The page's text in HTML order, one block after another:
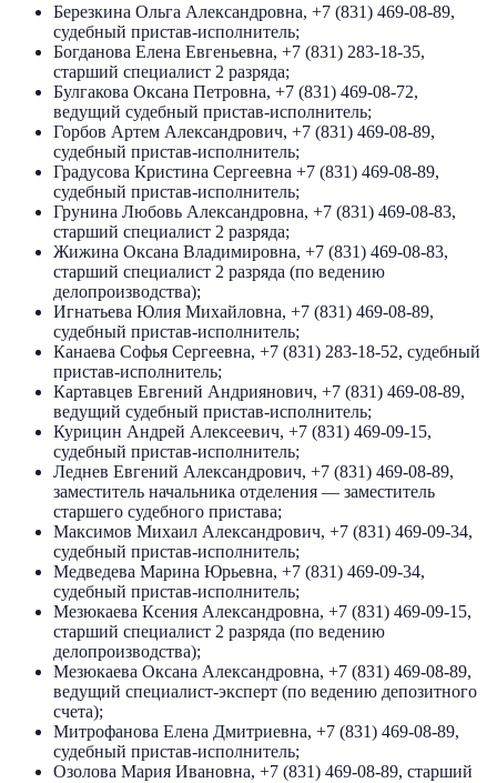
Березкина Ольга Александровна, +7 (831) 469-08-89,
судебный пристав-исполнитель;
Богданова Елена Евгеньевна, +7 (831) 283-18-35,
старший специалист 2 разряда;
Булгакова Оксана Петровна, +7 (831) 469-08-72,
ведущий судебный пристав-исполнитель;
Горбов Артем Александрович, +7 (831) 469-08-89,
судебный пристав-исполнитель;
Градусова Кристина Сергеевна +7 (831) 469-08-89,
судебный пристав-исполнитель;
Грунина Любовь Александровна, +7 (831) 469-08-83,
старший специалист 2 разряда;
Жижина Оксана Владимировна, +7 (831) 469-08-83,
старший специалист 2 разряда (по ведению
делопроизводства);
Игнатьева Юлия Михайловна, +7 (831) 469-08-89,
судебный пристав-исполнитель;
Канаева Софья Сергеевна, +7 (831) 283-18-52, судебный
пристав-исполнитель;
Картавцев Евгений Андриянович, +7 (831) 469-08-89,
ведущий судебный пристав-исполнитель;
Курицин Андрей Алексеевич, +7 (831) 469-09-15,
судебный пристав-исполнитель;
Леднев Евгений Александрович, +7 (831) 469-08-89,
заместитель начальника отделения — заместитель
старшего судебного пристава;
Максимов Михаил Александрович, +7 (831) 469-09-34,
судебный пристав-исполнитель;
Медведева Марина Юрьевна, +7 (831) 469-09-34,
судебный пристав-исполнитель;
Мезюкаева Ксения Александровна, +7 (831) 469-09-15,
старший специалист 2 разряда (по ведению
делопроизводства);
Мезюкаева Оксана Александровна, +7 (831) 469-08-89,
ведущий специалист-эксперт (по ведению депозитного
счета);
Митрофанова Елена Дмитриевна, +7 (831) 469-08-89,
судебный пристав-исполнитель;
Озолова Мария Ивановна, +7 (831) 469-08-89, старший